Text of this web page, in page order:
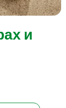
и